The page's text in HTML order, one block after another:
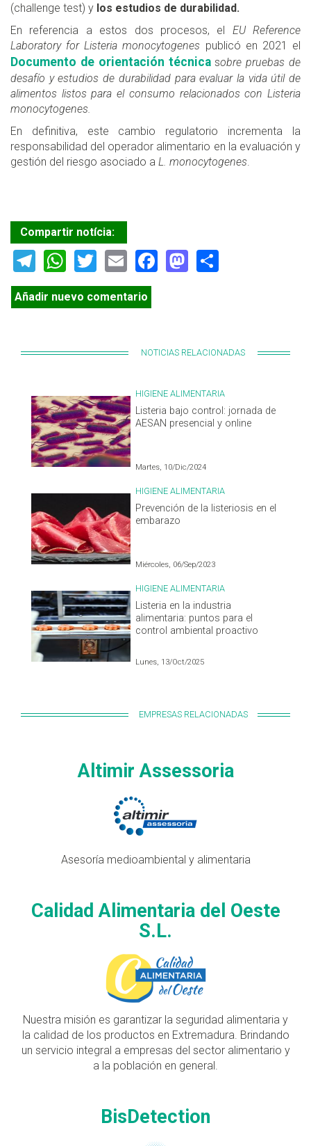
(challenge test) y los estudios de durabilidad.
En referencia a estos dos procesos, el EU Reference
Laboratory for Listeria monocytogenes publicó en 2021 el
Documento de orientación técnicasobre pruebas de
desafío y estudios de durabilidad para evaluar la vida útil de
alimentos listos para el consumo relacionados con Listeria
monocytogenes.
En definitiva, este cambio regulatorio incrementa la
responsabilidad del operador alimentario en la evaluación y
gestión del riesgo asociado a L. monocytogenes
Compartir notícia:
Telegram
WhatsApp
TwitterEmailFacebook
Mastodon
Añadir nuevo comentario
NOTICIAS RELACIONADAS
HIGIENE ALIMENTARIA
Listeria bajo control: jornada de
AESAN presencial y online
Martes, 10/Dic/2024
HIGIENE ALIMENTARIA
Prevención de la listeriosis en el
embarazo
Miércoles, 06/Sep/2023
HIGIENE ALIMENTARIA
Listeria en la industria
alimentaria: puntos para el
control ambiental proactivo
Lunes, 13/Oct/2025
EMPRESAS RELACIONADAS
Altimir Assessoria
Asesoría medioambiental y alimentaria
Calidad Alimentaria del Oeste
S.L.
Nuestra misión es garantizar la seguridad alimentaria y
la calidad de los productos en Extremadura. Brindando
un servicio integral a empresas del sector alimentario y
a la población en general.
BisDetection